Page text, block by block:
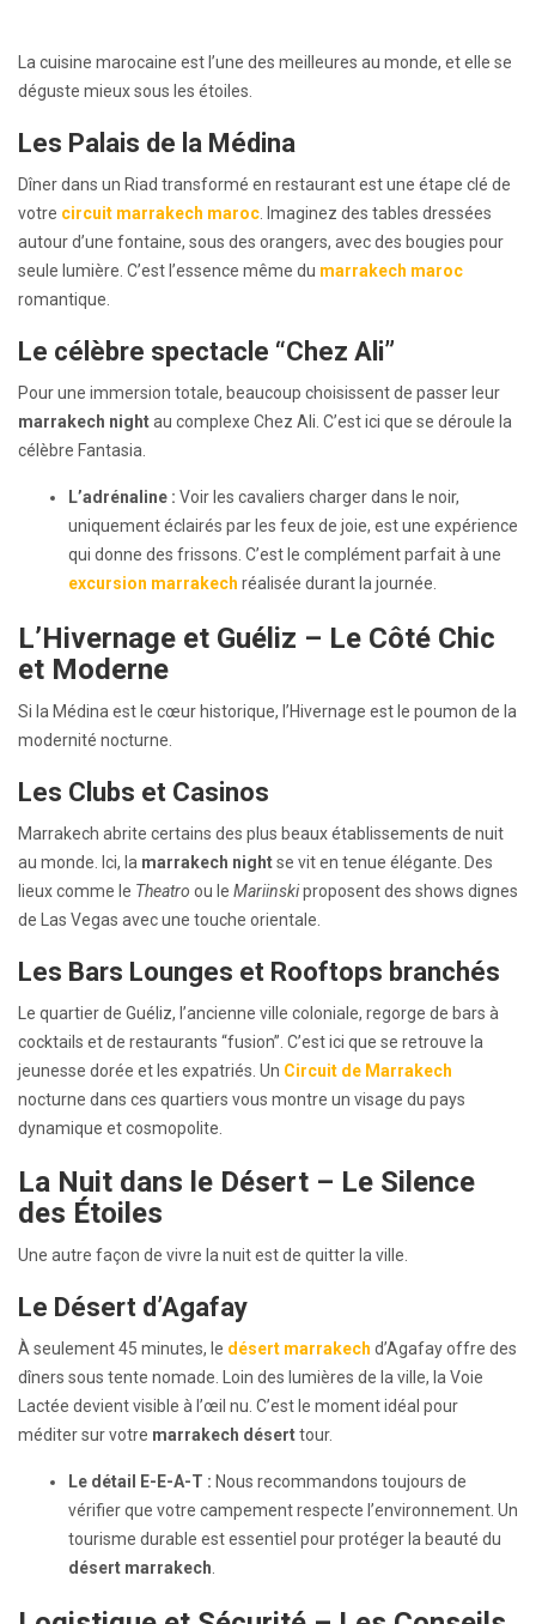
La cuisine marocaine est l’une des meilleures au monde, et elle se
déguste mieux sous les étoiles.
Les Palais de la Médina
Dîner dans un Riad transformé en restaurant est une étape clé de
votre circuit marrakech maroc . Imaginez des tables dressées
autour d’une fontaine, sous des orangers, avec des bougies pour
seule lumière. C’est l’essence même du marrakech maroc
romantique.
Le célèbre spectacle “Chez Ali”
Pour une immersion totale, beaucoup choisissent de passer leur
marrakech nightau complexe Chez Ali. C’est ici que se déroule la
célèbre Fantasia.
L’adrénaline : Voir les cavaliers charger dans le noir,
uniquement éclairés par les feux de joie, est une expérience
qui donne des frissons. C’est le complément parfait à une
excursion marrakech réalisée durant la journée.
L’Hivernage et Guéliz – Le Côté Chic
et Moderne
Si la Médina est le cœur historique, l’Hivernage est le poumon de la
modernité nocturne.
Les Clubs et Casinos
Marrakech abrite certains des plus beaux établissements de nuit
au monde. Ici, la marrakech nightse vit en tenue élégante. Des
lieux comme le Theatro ou le Mariinskiproposent des shows dignes
de Las Vegas avec une touche orientale.
Les Bars Lounges et Rooftops branchés
Le quartier de Guéliz, l’ancienne ville coloniale, regorge de bars à
cocktails et de restaurants “fusion”. C’est ici que se retrouve la
jeunesse dorée et les expatriés. Un Circuit de Marrakech
nocturne dans ces quartiers vous montre un visage du pays
dynamique et cosmopolite.
La Nuit dans le Désert – Le Silence
des Étoiles
Une autre façon de vivre la nuit est de quitter la ville.
Le Désert d’Agafay
À seulement 45 minutes, le désert marrakech d’Agafay offre des
dîners sous tente nomade. Loin des lumières de la ville, la Voie
Lactée devient visible à l’œil nu. C’est le moment idéal pour
méditer sur votre marrakech déserttour.
Le détail E-E-A-T : Nous recommandons toujours de
vérifier que votre campement respecte l’environnement. Un
tourisme durable est essentiel pour protéger la beauté du
désert marrakech